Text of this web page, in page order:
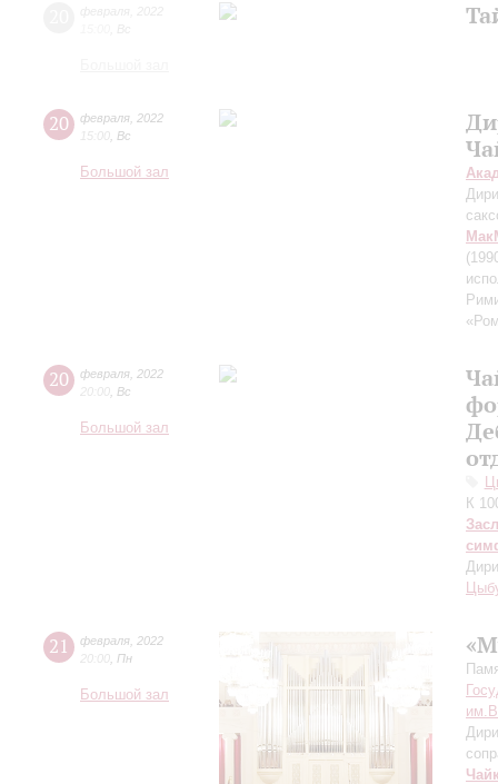
20 февраля 2022
15:00 Вс
Большой зал
20 февраля 2022
20:00 Вс
Большой зал
К
21 февраля 2022
20:00 Пн
Большой зал